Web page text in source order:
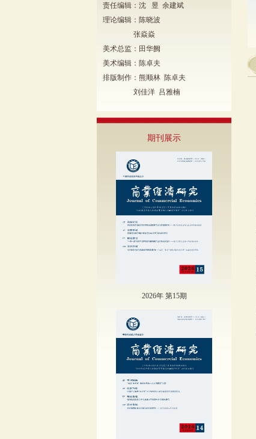
责任编辑：沈 昱 余建斌
理论编辑：陈晓波
张焱焱
美术总监：田华阙
美术编辑：陈卓夫
排版制作：熊顺林 陈卓夫
刘佳洋 吕雅楠
期刊展示
2026年 第15期